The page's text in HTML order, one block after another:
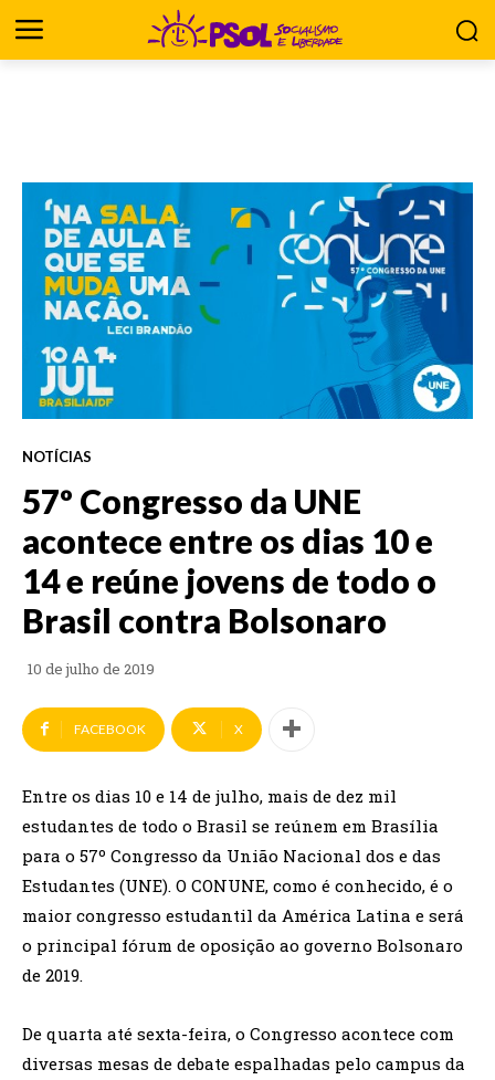
NOTÍCIAS
57º Congresso da UNE
acontece entre os dias 10 e
14 e reúne jovens de todo o
Brasil contra Bolsonaro
10 de julho de 2019
FACEBOOK X
Entre os dias 10 e 14 de julho, mais de dez mil
estudantes de todo o Brasil se reúnem em Brasília
para o 57º Congresso da União Nacional dos e das
Estudantes (UNE). O CONUNE, como é conhecido, é o
maior congresso estudantil da América Latina e será
o principal fórum de oposição ao governo Bolsonaro
de 2019.
De quarta até sexta-feira, o Congresso acontece com
diversas mesas de debate espalhadas pelo campus da